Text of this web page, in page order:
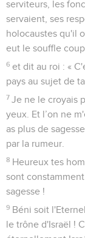
serviteurs, les
servaient, ses
holocaustes qu'il
eut le souffle
6 et dit au roi : «
pays au sujet de
7 Je ne le croyais
yeux. Et l’on ne
as plus de
par la rumeur.
8 Heureux tes
sont
sagesse !
9 Béni soit
le trône d'Israël !